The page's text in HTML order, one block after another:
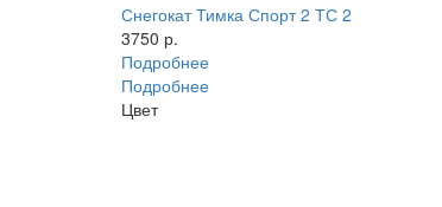
Снегокат Тимка Спорт 2 ТС 2
3750 р.
Подробнее
Подробнее
Цвет